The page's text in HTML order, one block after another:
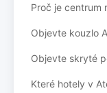
Proč je centrum
Objevte kouzlo
Objevte skryté
Které hotely v